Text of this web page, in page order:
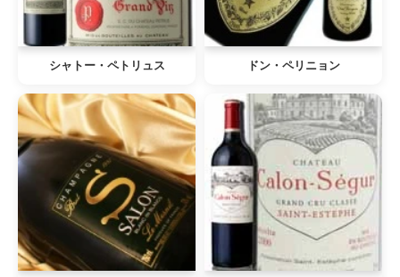
シャトー・ペトリュス ドン・ペリニョン